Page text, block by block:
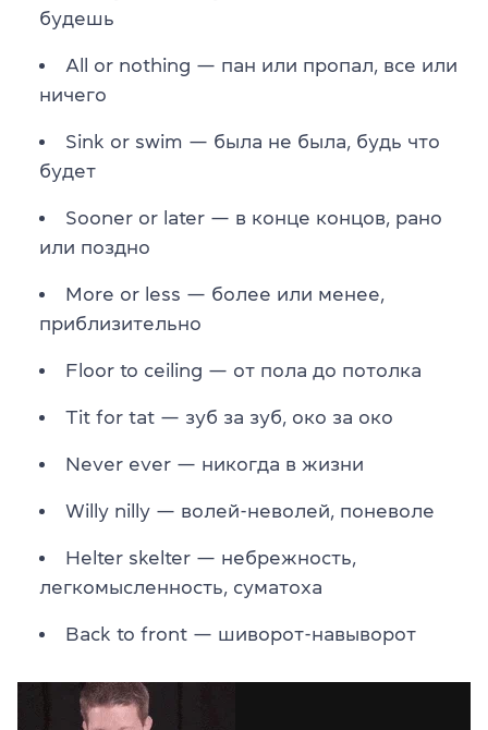
будешь
All or nothing — пан или пропал, все или
ничего
Sink or swim — была не была, будь что
будет
Sooner or later — в конце концов, рано
или поздно
More or less — более или менее,
приблизительно
Floor to ceiling — от пола до потолка
Tit for tat — зуб за зуб, око за око
Never ever — никогда в жизни
Willy nilly — волей-неволей, поневоле
Helter skelter — небрежность,
легкомысленность, суматоха
Back to front — шиворот-навыворот